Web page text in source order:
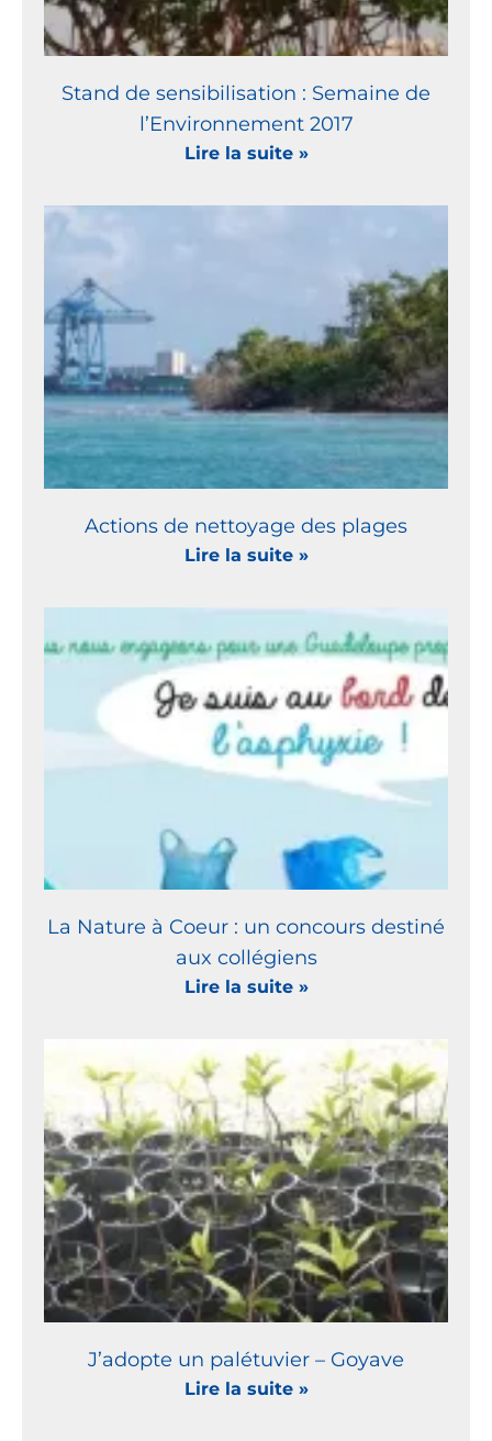
Stand de sensibilisation : Semaine de
l’Environnement 2017
Lire la suite »
Actions de nettoyage des plages
Lire la suite »
La Nature à Coeur : un concours destiné
aux collégiens
Lire la suite »
J’adopte un palétuvier – Goyave
Lire la suite »